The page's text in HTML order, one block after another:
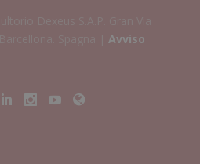
Avviso